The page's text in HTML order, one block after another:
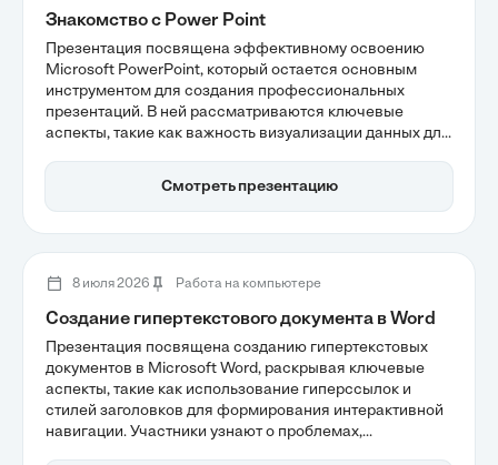
Знакомство с Power Point
Презентация посвящена эффективному освоению
Microsoft PowerPoint, который остается основным
инструментом для создания профессиональных
презентаций. В ней рассматриваются ключевые
аспекты, такие как важность визуализации данных для
мастер-слайдов для обеспечения единого стиля.
Также обсуждаются современные функции, которые
Смотреть презентацию
8 июля 2026 Работа на компьютере
Создание гипертекстового документа в Word
Презентация посвящена созданию гипертекстовых
документов в Microsoft Word, раскрывая ключевые
аспекты, такие как использование гиперссылок и
стилей заголовков для формирования интерактивной
навигации. Участники узнают о проблемах,